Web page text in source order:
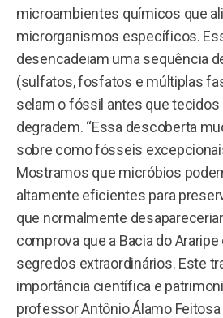
microambientes químicos que
microrganismos específicos.
desencadeiam uma sequência
(sulfatos, fosfatos e múltiplas
selam o fóssil antes que
degradem. “Essa descoberta
sobre como fósseis
Mostramos que micróbios
altamente eficientes para
que normalmente
comprova que a Bacia do
segredos extraordinários. Este
importância científica e
professor Antônio Álamo Feitosa